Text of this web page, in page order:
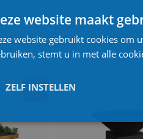
10%
website maakt
website gebruikt cookies om
stemt u in met alle
ZELF INSTELLEN